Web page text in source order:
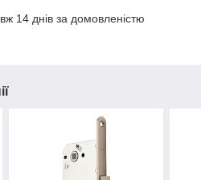
14 днів за домовленістю